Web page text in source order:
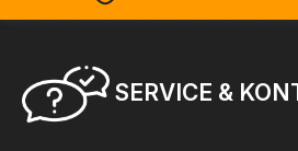
SERVICE &